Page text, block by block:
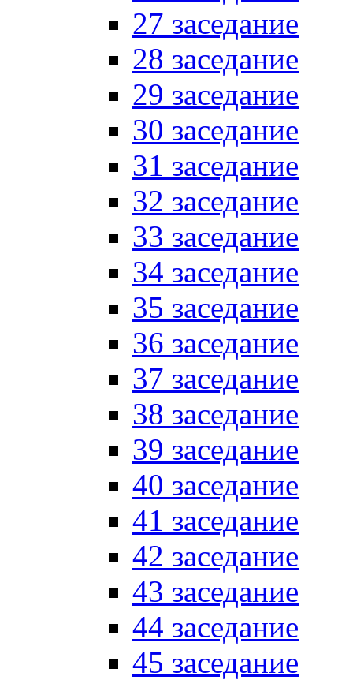
27 заседание
28 заседание
29 заседание
30 заседание
31 заседание
32 заседание
33 заседание
34 заседание
35 заседание
36 заседание
37 заседание
38 заседание
39 заседание
40 заседание
41 заседание
42 заседание
43 заседание
44 заседание
45 заседание